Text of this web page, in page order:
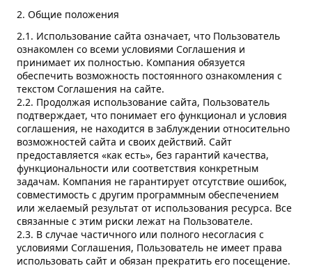
2. Общие положения
2.1. Использование сайта означает, что Пользователь
ознакомлен со всеми условиями Соглашения и
принимает их полностью. Компания обязуется
обеспечить возможность постоянного ознакомления с
текстом Соглашения на сайте.
2.2. Продолжая использование сайта, Пользователь
подтверждает, что понимает его функционал и условия
соглашения, не находится в заблуждении относительно
возможностей сайта и своих действий. Сайт
предоставляется «как есть», без гарантий качества,
функциональности или соответствия конкретным
задачам. Компания не гарантирует отсутствие ошибок,
совместимость с другим программным обеспечением
или желаемый результат от использования ресурса. Все
связанные с этим риски лежат на Пользователе.
2.3. В случае частичного или полного несогласия с
условиями Соглашения, Пользователь не имеет права
использовать сайт и обязан прекратить его посещение.